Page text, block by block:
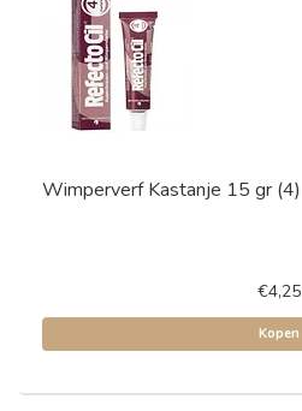
Wimperverf Kastanje 15 gr (4)
€4,25
Kopen